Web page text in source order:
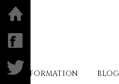
INFORMATION BLOG
Twitter